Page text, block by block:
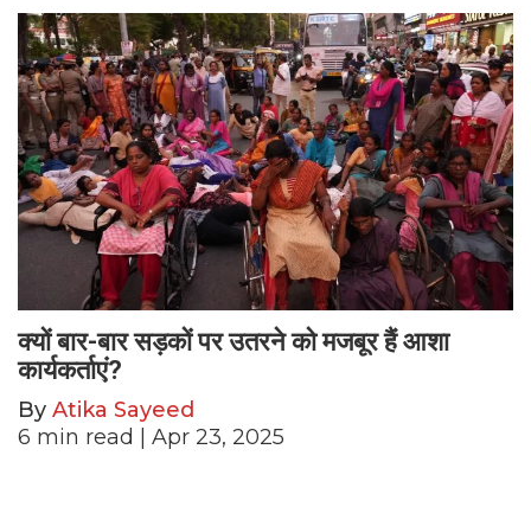
क्यों बार-बार सड़कों पर उतरने को मजबूर हैं आशा
कार्यकर्ताएं?
By Atika Sayeed
6 min read | Apr 23, 2025